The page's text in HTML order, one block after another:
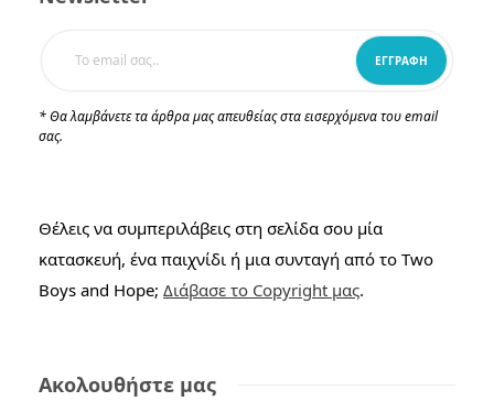
* Θα λαμβάνετε τα άρθρα μας απευθείας στα εισερχόμενα του email
σας.
Θέλεις να συμπεριλάβεις στη σελίδα σου μία
κατασκευή, ένα παιχνίδι ή μια συνταγή από το Two
Boys and Hope; Διάβασε το Copyright μας.
Ακολουθήστε μας